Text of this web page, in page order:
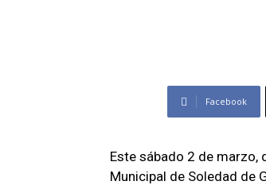
Facebook
Este sábado 2 de marzo,
Municipal de Soledad de